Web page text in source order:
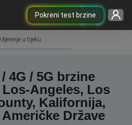
Pokreni test brzine
Mjerenje u tijeku
4G / 5G brzine
Angeles, Los
Kalifornija,
Države